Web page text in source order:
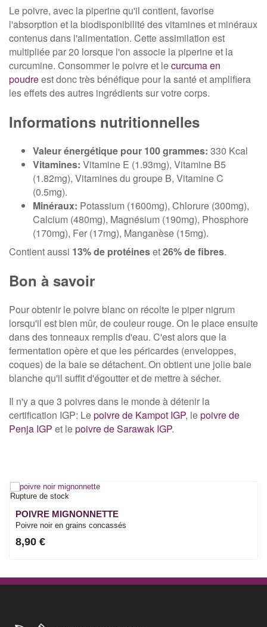
Le poivre, avec la piperine qu'il contient, favorise
l'absorption et la biodisponibilité des vitamines et minéraux
contenus dans l'alimentation. Cette assimilation est
multipliée par 20 lorsque l'on associe la piperine et la
curcumine. Consommer le poivre et lecurcuma en
poudreest donc très bénéfique pour la santé et amplifiera
les effets des autres ingrédients sur votre corps.
Informations nutritionnelles
Valeur énergétique pour 100 grammes: 330 Kcal
Vitamines: Vitamine E (1.93mg), Vitamine B5
(1.82mg), Vitamines du groupe B, Vitamine C
(0.5mg).
Minéraux: Potassium (1600mg), Chlorure (300mg),
Calcium (480mg), Magnésium (190mg), Phosphore
(170mg), Fer (17mg), Manganèse (15mg).
Contient aussi 13% de protéineset26% de fibres.
Bon à savoir
Pour obtenir le poivre blanc on récolte le piper nigrum
lorsqu'il est bien mûr, de couleur rouge. On le place ensuite
dans des tonneaux remplis d'eau. C'est alors que la
fermentation opère et que les péricardes (enveloppes,
coques) de la baie se détachent. On obtient une jolie baie
blanche qu'il suffit d'égoutter et de mettre à sécher.
Il n'y a que 3 poivres dans le monde à détenir la
certification IGP: Lepoivre de Kampot IGP, lepoivre de
Penja IGP et lepoivre de Sarawak IGP.
Rupture de stock
POIVRE MIGNONNETTE
Poivre noir en grains concassés
8,90 €